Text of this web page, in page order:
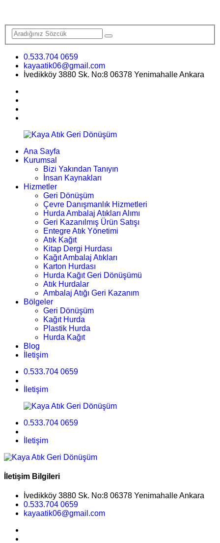
0.533.704 0659
kayaatik06@gmail.com
İvedikköy 3880 Sk. No:8 06378 Yenimahalle Ankara
Ana Sayfa
Kurumsal
Bizi Yakından Tanıyın
İnsan Kaynakları
Hizmetler
Geri Dönüşüm
Çevre Danışmanlık Hizmetleri
Hurda Ambalaj Atıkları Alımı
Geri Kazanılmış Ürün Satışı
Entegre Atık Yönetimi
Atık Kağıt
Kitap Dergi Hurdası
Kağıt Ambalaj Atıkları
Karton Hurdası
Hurda Kağıt Geri Dönüşümü
Atık Hurdalar
Ambalaj Atığı Geri Kazanım
Bölgeler
Geri Dönüşüm
Kağıt Hurda
Plastik Hurda
Hurda Kağıt
Blog
İletişim
0.533.704 0659
İletişim
0.533.704 0659
İletişim
İletişim Bilgileri
İvedikköy 3880 Sk. No:8 06378 Yenimahalle Ankara
0.533.704 0659
kayaatik06@gmail.com